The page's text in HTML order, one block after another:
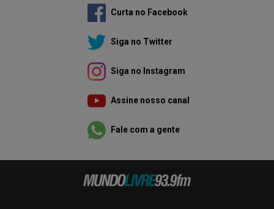
Curta no Facebook
Siga no Twitter
Siga no Instagram
Assine nosso canal
Fale com a gente